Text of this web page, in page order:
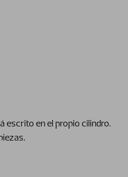
escrito en el propio cilindro.